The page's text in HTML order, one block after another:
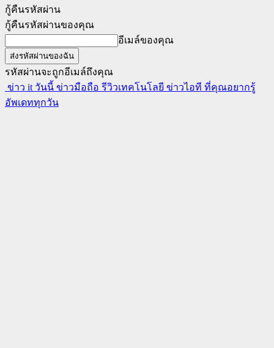
กู้คืนรหัสผ่าน
กู้คืนรหัสผ่านของคุณ
อีเมล์ของคุณ
รหัสผ่านจะถูกอีเมล์ถึงคุณ
ข่าว it วันนี้ ข่าวมือถือ รีวิวเทคโนโลยี ข่าวไอที ที่คุณอยากรู้
อัพเดททุกวัน